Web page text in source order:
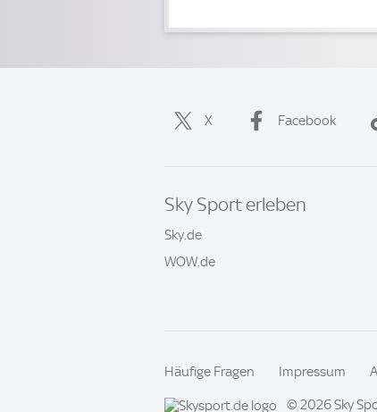
X Facebook
Sky Sport erleben
Sky.de
WOW.de
Häufige Fragen Impressum
© 2026 Sky